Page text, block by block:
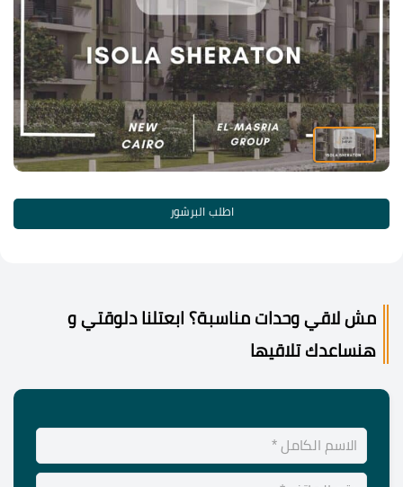
اطلب البرشور
مش لاقي وحدات مناسبة؟ ابعتلنا دلوقتي و
هنساعدك تلاقيها